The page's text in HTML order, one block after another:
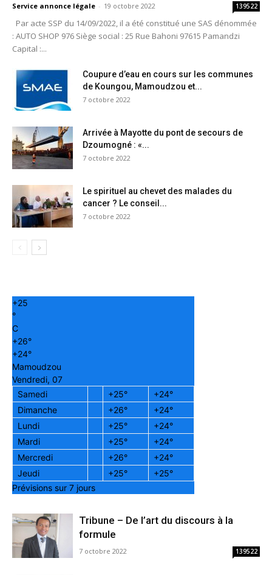
Service annonce légale - 19 octobre 2022 139522
Par acte SSP du 14/09/2022, il a été constitué une SAS dénommée
: AUTO SHOP 976 Siège social : 25 Rue Bahoni 97615 Pamandzi
Capital :...
Coupure d’eau en cours sur les communes
de Koungou, Mamoudzou et...
7 octobre 2022
Arrivée à Mayotte du pont de secours de
Dzoumogné : «...
7 octobre 2022
Le spirituel au chevet des malades du
cancer ? Le conseil...
7 octobre 2022
+25
°
C
+26°
+24°
Mamoudzou
Vendredi, 07
Samedi
+25° +24°
Dimanche
+26° +24°
Lundi
+25° +24°
Mardi
+25° +24°
Mercredi
+26° +24°
Jeudi
+25° +25°
Prévisions sur 7 jours
Tribune – De l’art du discours à la
formule
7 octobre 2022 139522